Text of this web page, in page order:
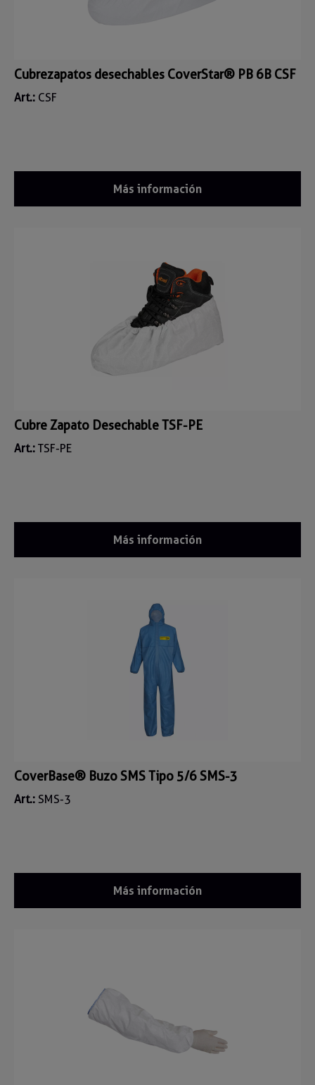
Cubrezapatos desechables CoverStar® PB 6B CSF
Art.: CSF
Más información
Cubre Zapato Desechable TSF-PE
Art.: TSF-PE
Más información
CoverBase® Buzo SMS Tipo 5/6 SMS-3
Art.: SMS-3
Más información